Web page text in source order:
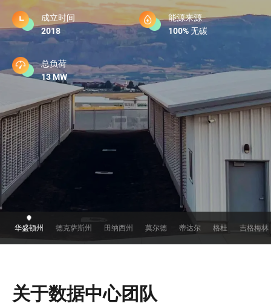
成立时间
2018
能源来源
100%无碳
总负荷
13 MW
成立时间
2019
能源来源
总负荷
563 MW
成立时间
2020
能源来源
总负荷
成立时间
2019
能源来源
100%无碳
总负荷
84 MW
成立时间
2022
能源来源
100%无碳
总负荷
225 MW
成立时间
2023
能源来源
100%无碳
总负荷
100 MW
成立时间
2024
能源来源
总负荷
500 MW
成立时间
2023
冷却方案
专为AI创新设计
30 MW
华盛顿州 德克萨斯州 田纳西州 莫尔德 蒂达尔 格杜 吉格梅林
关于数据中心团队